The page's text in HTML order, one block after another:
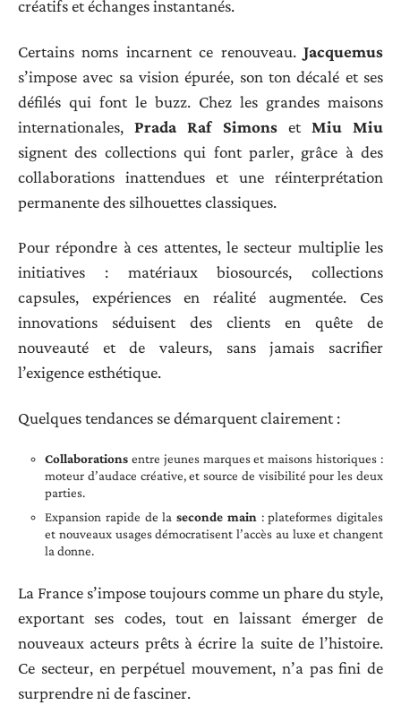
créatifs et échanges instantanés.
Certains noms incarnent ce renouveau. Jacquemus
s’impose avec sa vision épurée, son ton décalé et ses
défilés qui font le buzz. Chez les grandes maisons
internationales,Prada Raf Simonset Miu Miu
signent des collections qui font parler, grâce à des
collaborations inattendues et une réinterprétation
permanente des silhouettes classiques.
Pour répondre à ces attentes, le secteur multiplie les
initiatives : matériaux biosourcés, collections
capsules, expériences en réalité augmentée. Ces
innovations séduisent des clients en quête de
nouveauté et de valeurs, sans jamais sacrifier
l’exigence esthétique.
Quelques tendances se démarquent clairement :
Collaborations entre jeunes marques et maisons historiques :
moteur d’audace créative, et source de visibilité pour les deux
parties.
Expansion rapide de la seconde main: plateformes digitales
et nouveaux usages démocratisent l’accès au luxe et changent
la donne.
La France s’impose toujours comme un phare du style,
exportant ses codes, tout en laissant émerger de
nouveaux acteurs prêts à écrire la suite de l’histoire.
Ce secteur, en perpétuel mouvement, n’a pas fini de
surprendre ni de fasciner.